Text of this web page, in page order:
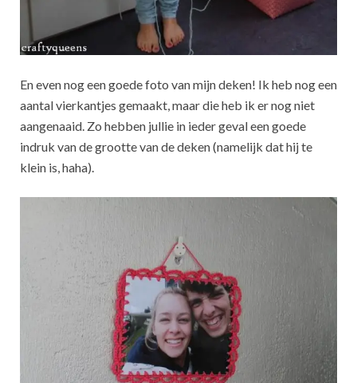
En even nog een goede foto van mijn deken! Ik heb nog een
aantal vierkantjes gemaakt, maar die heb ik er nog niet
aangenaaid. Zo hebben jullie in ieder geval een goede
indruk van de grootte van de deken (namelijk dat hij te
klein is, haha).